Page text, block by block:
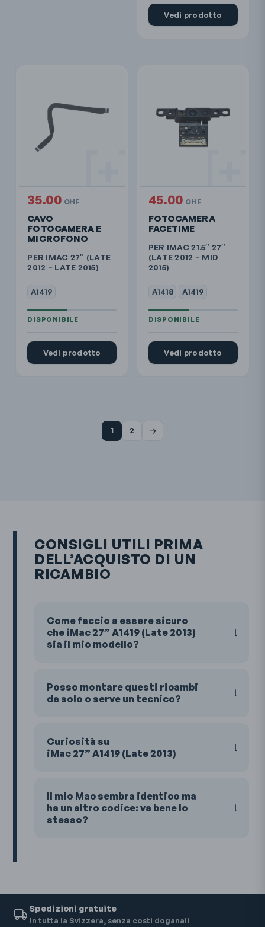
Vedi prodotto
CAVO
FOTOCAMERA E
MICROFONO
PER IMAC 27″ (LATE
2012 – LATE 2015)
A1419
35.00 CHF
Vedi prodotto
FOTOCAMERA
FACETIME
PER IMAC 21.5″ 27″
(LATE 2012 – MID
2015)
A1418 A1419
45.00 CHF
Vedi prodotto
1 2 →
CONSIGLI UTILI PRIMA
DELL’ACQUISTO DI UN
RICAMBIO
Come faccio a essere sicuro
che iMac 27” A1419 (Late 2013)
sia il mio modello?
Posso montare questi ricambi
da solo o serve un tecnico?
Curiosità su
iMac 27” A1419 (Late 2013)
Il mio Mac sembra identico ma
ha un altro codice: va bene lo
stesso?
Spedizioni gratuite
In tutta la Svizzera, senza costi doganali